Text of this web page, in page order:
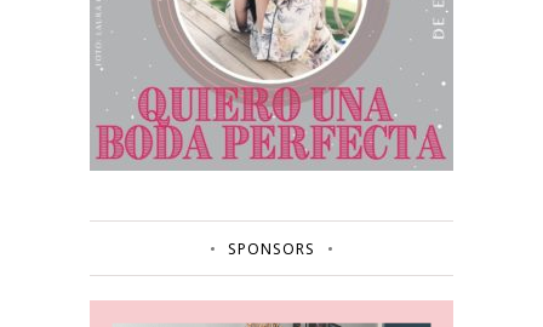
SPONSORS